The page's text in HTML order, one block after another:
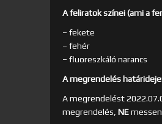
A feliratok színei (ami a
– fekete
– fehér
– fluoreszkáló narancs
A megrendelés
A megrendelést
megrendelés, NE